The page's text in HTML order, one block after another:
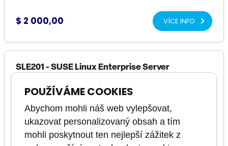
$ 2 000,00 VÍCE INFO
SLE201 - SUSE Linux Enterprise Server
Kurz pomáhá připravit studenty na certifikační zkoušku
SUSE Certified Administrator (SCA) v Enterprise Linux 15.
POUŽÍVÁME COOKIES
Abychom mohli náš web vylepšovat,
ukazovat personalizovaný obsah a tím
mohli poskytnout ten nejlepší zážitek z